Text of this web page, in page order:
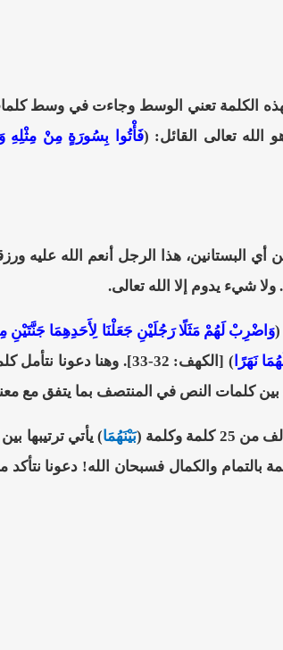
فهذه الكلمة تعني الوسط وجاءت في وسط
الله تعالى القائل: (فَأْتُوا بِسُورَةٍ مِنْ مِثْلِهِ
هذا الرجل أنعم الله عليه
شيء يدوم إلا الله تعالى.
(وَاضْرِبْ لَهُمْ مَثَلًا رَجُلَيْنِ جَعَلْنَا لِأَحَدِهِمَا
نَهَرًا ) [الكهف: 32-33]. وهنا دعونا نتأمل كلمة (
كلمات النص في المنتصف بما يتفق مع
وكلمة ( بَيْنَهُمَا) يأتي ترتيبها
أن قبل هذه الكلمة يوجد 12 كلمة وبعدها يوجد 12 كلمة بالتمام والكمال